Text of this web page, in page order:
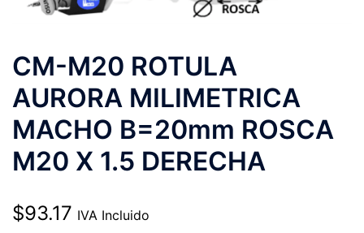
CM-M20 ROTULA
AURORA MILIMETRICA
MACHO B=20mm ROSCA
M20 X 1.5 DERECHA
$93.17 IVA Incluido